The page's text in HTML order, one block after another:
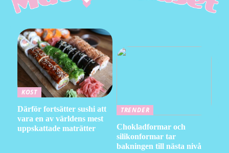
KOST
Därför fortsätter sushi att
vara en av världens mest
uppskattade maträtter
TRENDER
Chokladformar och
silikonformar tar
bakningen till nästa nivå